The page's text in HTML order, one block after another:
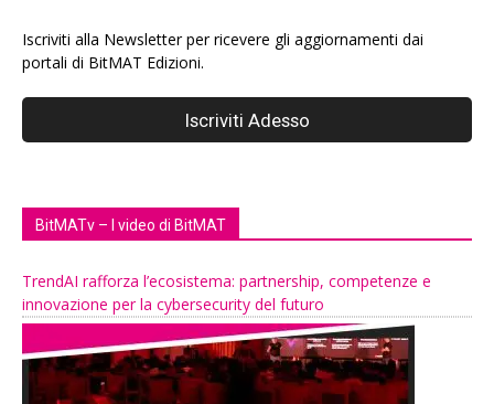
Iscriviti alla Newsletter per ricevere gli aggiornamenti dai
portali di BitMAT Edizioni.
BitMATv – I video di BitMAT
TrendAI rafforza l’ecosistema: partnership, competenze e
innovazione per la cybersecurity del futuro